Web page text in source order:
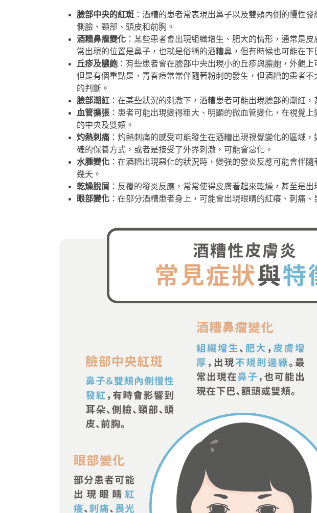
臉部中央的紅斑 ：酒糟的患者常表現出鼻子以及雙頰內側的慢性
側臉、頸部、頭皮和前胸。
酒糟鼻瘤變化 ：某些患者會出現組織增生、肥大的情形，通常是
常出現的位置是鼻子，也就是俗稱的酒糟鼻，但有時候也可能在下
丘疹及膿皰 ：有些患者會在臉部中央出現小的丘疹與膿皰，外觀
但是有個重點是，青春痘常常伴隨著粉刺的發生，但酒糟的患者不
的判斷。
臉部潮紅 ：在某些狀況的刺激下，酒糟患者可能出現臉部的潮紅，
血管擴張 ：患者可能出現變得粗大、明顯的微血管變化，在視覺
的中央及雙頰。
灼熱刺痛 ：灼熱刺痛的感受可能發生在酒糟出現視覺變化的區域
確的保養方式，或者是接受了外界刺激，可能會惡化。
水腫變化 ：在酒糟出現惡化的狀況時，變強的發炎反應可能會伴
幾天。
乾燥脫屑 ：反覆的發炎反應，常常使得皮膚看起來乾燥，甚至是出
眼部變化 ：在部分酒糟患者身上，可能會出現眼睛的紅癢、刺痛